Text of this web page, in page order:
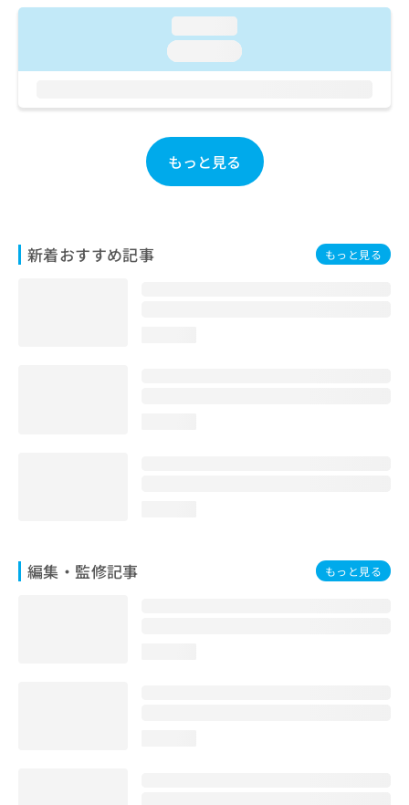
もっと見る
新着おすすめ記事 もっと見る
編集・監修記事 もっと見る
お
合
せ